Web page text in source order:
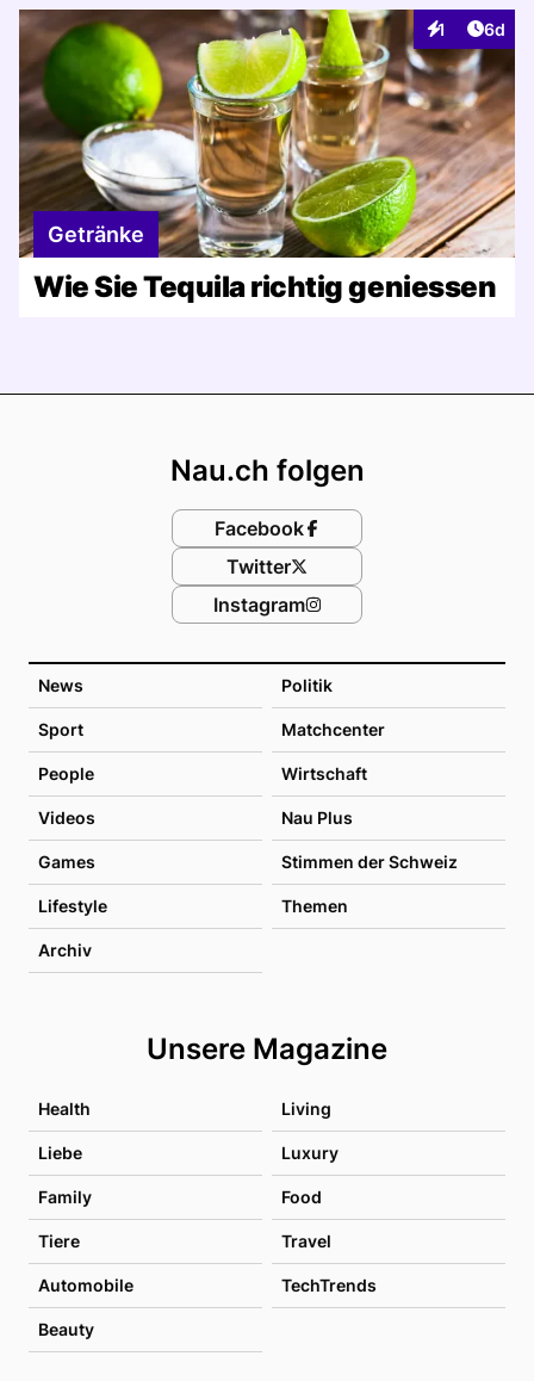
1
Interaktionen
6d
Getränke
Wie Sie Tequila richtig geniessen
News Politik
Sport Matchcenter
People Wirtschaft
Videos Nau Plus
Games Stimmen der Schweiz
Lifestyle Themen
Archiv
Unsere Magazine
Health Living
Liebe Luxury
Family Food
Tiere Travel
Automobile TechTrends
Beauty
Nau.ch folgen
Facebook
Twitter
Instagram